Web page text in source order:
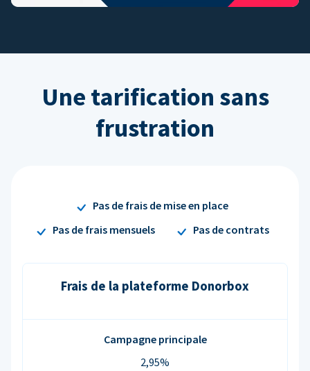
Une tarification sans
frustration
Pas de frais de mise en place
Pas de frais mensuels
Pas de contrats
Frais de la plateforme Donorbox
Campagne principale
2,95%